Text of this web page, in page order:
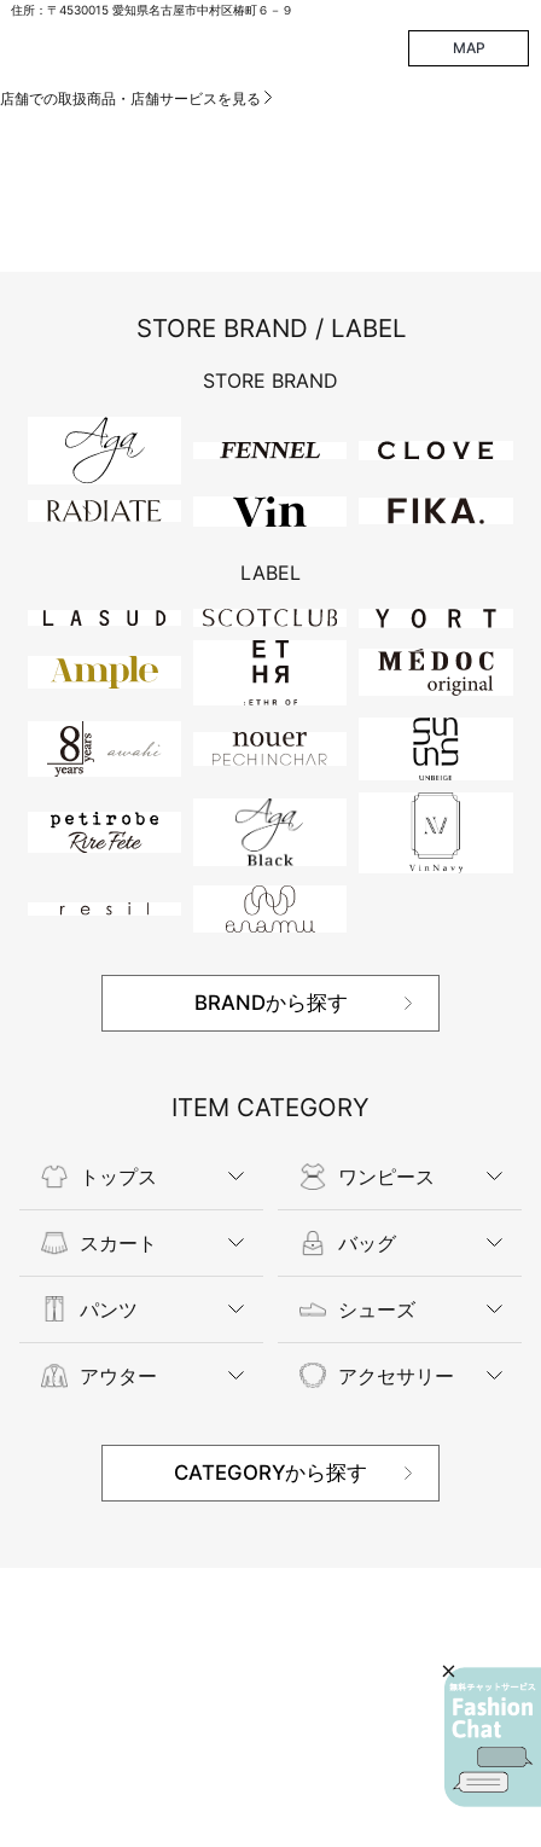
住所：〒4530015 愛知県名古屋市中村区椿町６－９
MAP
店舗での取扱商品・店舗サービスを見る
STORE BRAND / LABEL
STORE BRAND
LABEL
BRANDから探す
ITEM CATEGORY
トップス
スカート
パンツ
アウター
ワンピース
バッグ
シューズ
アクセサリー
CATEGORYから探す